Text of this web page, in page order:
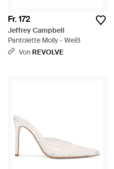
Fr. 172
Jeffrey Campbell
Pantolette Molly - Weiß
Von REVOLVE